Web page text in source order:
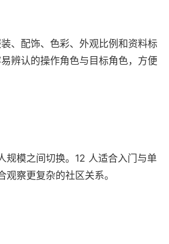
、配饰、色彩、外观比例和资料标
辨认的操作角色与目标角色，方便
规模之间切换。12 人适合入门与单
察更复杂的社区关系。